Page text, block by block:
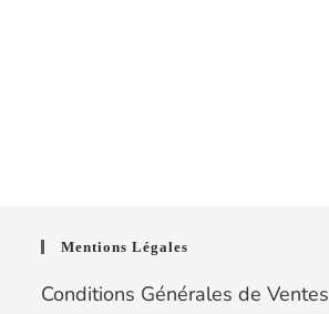
Mentions Légales
Conditions Générales de Ventes